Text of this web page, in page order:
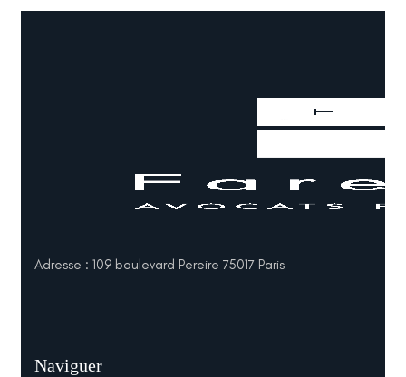
Adresse : 109 boulevard Pereire 75017 Paris
Naviguer